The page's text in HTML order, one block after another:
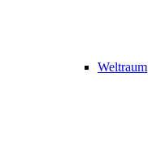
Weltraum